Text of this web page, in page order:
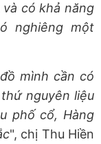
và có khả năng
nghiêng một
mình cần có
nguyên liệu
phố cổ, Hàng
", chị Thu Hiền